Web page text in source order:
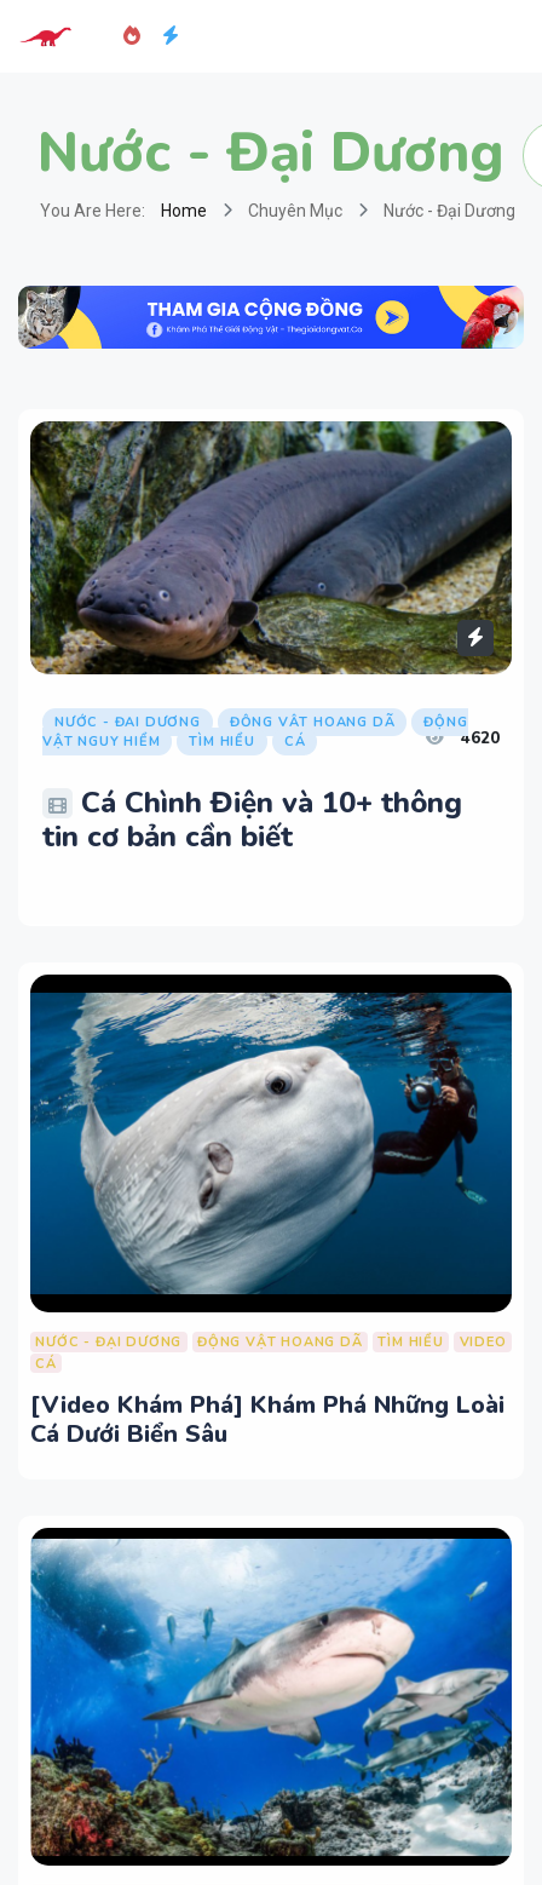
Nước - Đại Dương
You Are Here: Home Chuyên Mục Nước - Đại Dương
NƯỚC - ĐẠI DƯƠNG ĐỘNG VẬT HOANG DÃ
ĐỘNG
VẬT NGUY HIỂM
TÌM HIỂU CÁ 4620
Cá Chình Điện và 10+ thông
tin cơ bản cần biết
NƯỚC - ĐẠI DƯƠNG ĐỘNG VẬT HOANG DÃ TÌM HIỂU
VIDEO
CÁ
[Video Khám Phá] Khám Phá Những Loài
Cá Dưới Biển Sâu